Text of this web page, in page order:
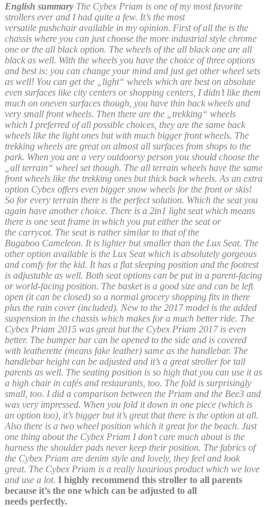
English summary The Cybex Priam is one of my most favorite
strollers ever and I had quite a few. It’s the most
versatile pushchair available in my opinion. First of all the is the
chassis where you can just choose the more industrial style chrome
one or the all black option. The wheels of the all black one are all
black as well. With the wheels you have the choice of three options
and best is: you can change your mind and just get other wheel sets
as well! You can get the „light“ wheels which are best on absolute
even surfaces like city centers or shopping centers, I didn’t like them
much on oneven surfaces though, you have thin back wheels and
very small front wheels. Then there are the „trekking“ wheels
which I preferred of all possible choices, they are the same back
wheels like the light ones but with much bigger front wheels. The
trekking wheels are great on almost all surfaces from shops to the
park. When you are a very outdoorsy person you should choose the
„all terrain“ wheel set though. The all terrain wheels have the same
front wheels like the trekking ones but thick back wheels. As an extra
option Cybex offers even bigger snow wheels for the front or skis!
So for every terrain there is the perfect solution. Which the seat you
again have another choice. There is a 2in1 light seat which means
there is one seat frame in which you put either the seat or
the carrycot. The seat is rather similar to that of the
Bugaboo Cameleon. It is lighter but smaller than the Lux Seat. The
other option available is the Lux Seat which is absolutely gorgeous
and comfy for the kid. It has a flat sleeping position and the footrest
is adjustable as well. Both seat options can be put in a parent-facing
or world-facing position. The basket is a good size and can be left
open (it can be closed) so a normal grocery shopping fits in there
plus the rain cover (included). New to the 2017 model is the added
suspension in the chassis which makes for a much better ride. The
Cybex Priam 2015 was great but the Cybex Priam 2017 is even
better. The bumper bar can be opened to the side and is covered
with leatherette (means fake leather) same as the handlebar. The
handlebar height can be adjusted and it’s a great stroller for tall
parents as well. The seating position is so high that you can use it as
a high chair in cafés and restaurants, too. The fold is surprisingly
small, too. I did a comparison between the Priam and the Bee3 and
was very impressed. When you fold it down in one piece (which is
an option too), it’s bigger but it’s great that there is the option at all.
Also there is a two wheel position which it great for the beach. Just
one thing about the Cybex Priam I don’t care much about is the
harness the shoulder pads never keep their position. The fabrics of
the Cybex Priam are denim style and lovely, they feel and look
great. The Cybex Priam is a really luxurious product which we love
and use a lot. I highly recommend this stroller to all parents
because it’s the one which can be adjusted to all
needs perfectly.